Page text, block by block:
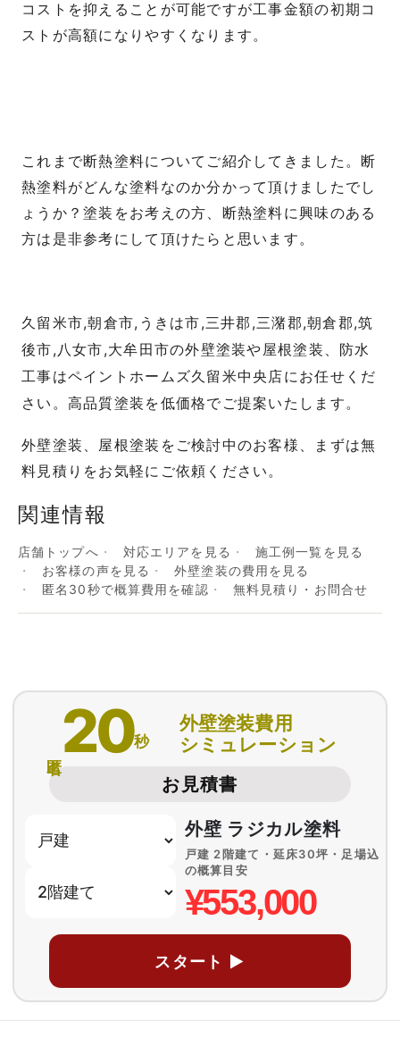
コストを抑えることが可能ですが工事金額の初期コ
ストが高額になりやすくなります。
これまで断熱塗料についてご紹介してきました。断
熱塗料がどんな塗料なのか分かって頂けましたでし
ょうか？塗装をお考えの方、断熱塗料に興味のある
方は是非参考にして頂けたらと思います。
久留米市,朝倉市,うきは市,三井郡,三潴郡,朝倉郡,筑
後市,八女市,大牟田市の外壁塗装や屋根塗装、防水
工事はペイントホームズ久留米中央店にお任せくだ
さ い。高品質塗装を低価格でご提案いたします。
外壁塗装、屋根塗装をご検討中のお客様、まずは無
料見積りをお気軽にご依頼ください。
関連情報
店舗トップへ 対応エリアを見る
施工例一覧を見る
お客様の声を見る
外壁塗装の費用を見る
匿名30秒で概算費用を確認
無料見積り・お問合せ
20秒
外壁塗装費用
シミュレーション
お見積書
外壁 ラジカル塗料
戸建 2階建て・延床30坪・足場込
の概算目安
¥553,000
スタート ▶